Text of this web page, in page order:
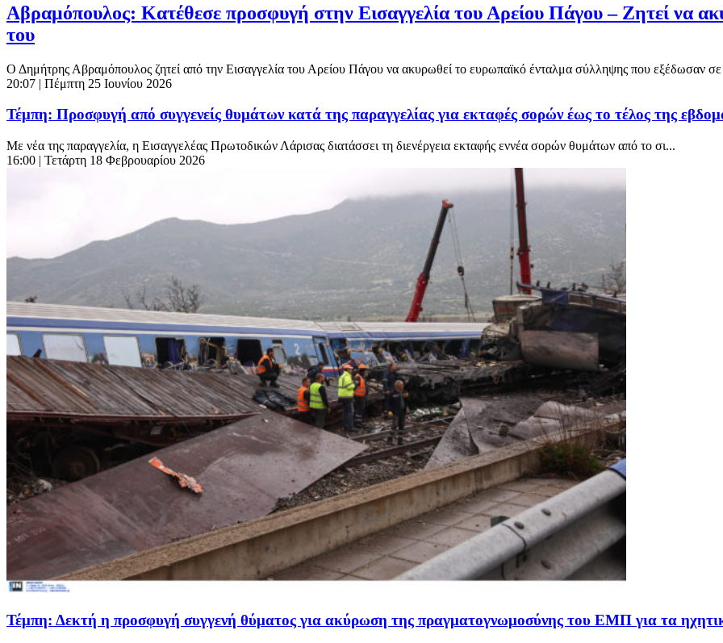
Αβραμόπουλος: Κατέθεσε προσφυγή στην Εισαγγελία του Αρείου Πάγου – Ζητεί να
του
Ο Δημήτρης Αβραμόπουλος ζητεί από την Εισαγγελία του Αρείου Πάγου να ακυρωθεί το ευρωπαϊκό ένταλμα σύλληψης που εξέδωσαν σε
20:07 | Πέμπτη 25 Ιουνίου 2026
Τέμπη: Προσφυγή από συγγενείς θυμάτων κατά της παραγγελίας για εκταφές σορών έως το τέλος της
Με νέα της παραγγελία, η Εισαγγελέας Πρωτοδικών Λάρισας διατάσσει τη διενέργεια εκταφής εννέα σορών θυμάτων από το σι...
16:00 | Τετάρτη 18 Φεβρουαρίου 2026
Τέμπη: Δεκτή η προσφυγή συγγενή θύματος για ακύρωση της πραγματογνωμοσύνης του ΕΜΠ για τα